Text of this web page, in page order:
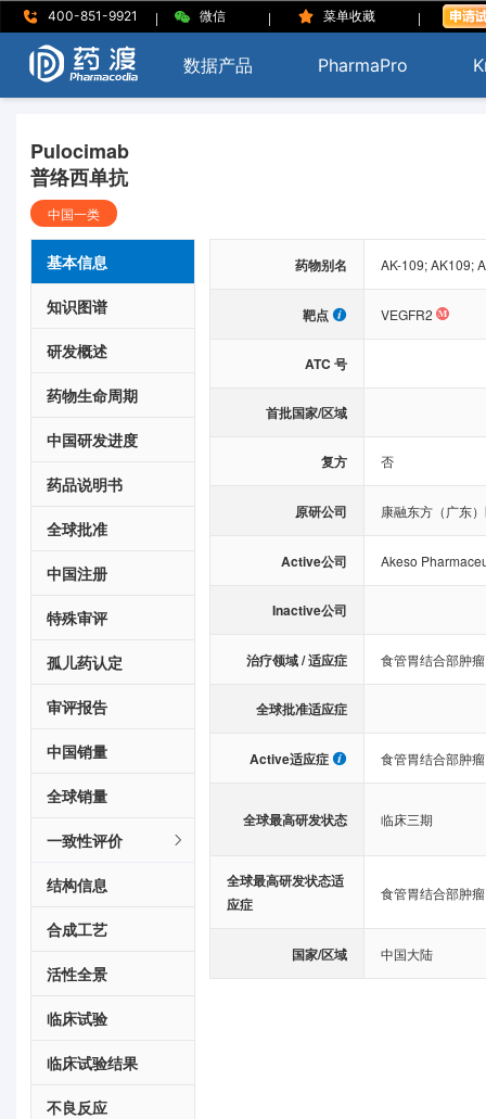
400-851-9921 | 微信 | 菜单收藏 |
数据产品 PharmaPro
Pulocimab
普络西单抗
中国一类
基本信息
知识图谱
研发概述
药物生命周期
中国研发进度
药品说明书
全球批准
中国注册
特殊审评
孤儿药认定
审评报告
中国销量
全球销量
一致性评价
结构信息
合成工艺
活性全景
临床试验
临床试验结果
不良反应
药物别名 AK-109; AK109;
靶点 VEGFR2
ATC 号
首批国家/区域
复方 否
原研公司 康融东方（广东
Active公司 Akeso
Inactive公司
治疗领域 / 适应症 食管胃结合部肿瘤
全球批准适应症
Active适应症 食管胃结合部肿瘤
全球最高研发状态 临床三期
全球最高研发状态适
应症
食管胃结合部肿瘤
国家/区域 中国大陆